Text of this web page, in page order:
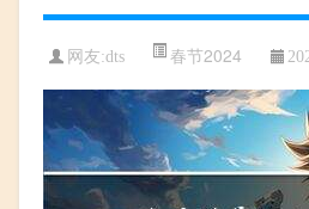
网友:dts 春节2024